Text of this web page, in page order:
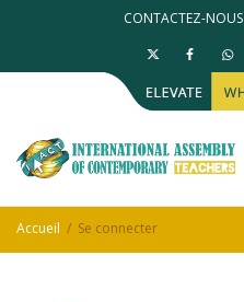
CONTACTEZ-NOUS
Accueil Se connecter